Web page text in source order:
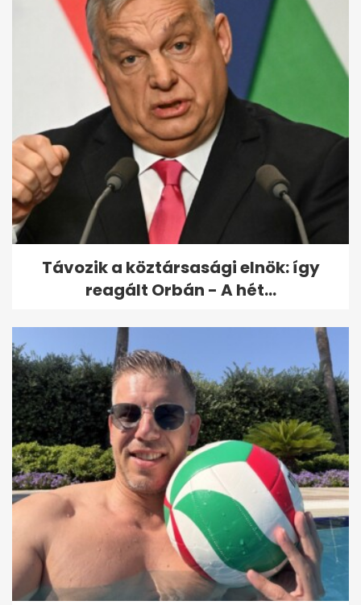
Egyetlen vendég volt csupán
Vitray esküvőjén
Távozik a köztársasági elnök: így
reagált Orbán - A hét...